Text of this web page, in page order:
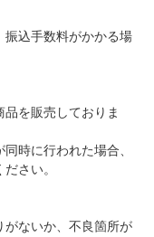
振込手数料がかかる場
を販売しておりま
時に行われた場合、
さい。
がないか、不良箇所が